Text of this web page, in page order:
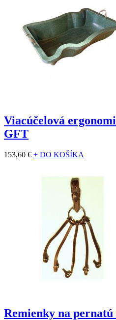
Viacúčelová
GFT
153,60 € + DO KOŠÍKA
Remienky na pernatú